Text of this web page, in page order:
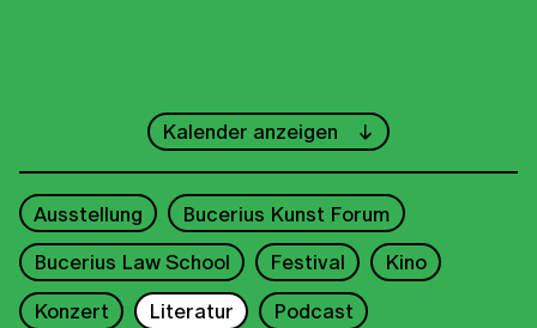
Juni
1 2 3 4 5
8
9 10 11 12 13
15
16 17 18 19
Kalender anzeigen
Ausstellung
Bucerius Kunst Forum
Bucerius Law School
Festival
Kino
Konzert
Literatur
Podcast